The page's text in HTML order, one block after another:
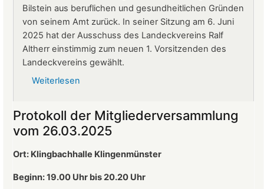
Bilstein aus beruflichen und gesundheitlichen Gründen
von seinem Amt zurück. In seiner Sitzung am 6. Juni
2025 hat der Ausschuss des Landeckvereins Ralf
Altherr einstimmig zum neuen 1. Vorsitzenden des
Landeckvereins gewählt.
Weiterlesen
ist
neuer
1.
Vorsitzender
des
Protokoll der Mitgliederversammlung
vom 26.03.2025
Ort: Klingbachhalle Klingenmünster
Beginn: 19.00 Uhr bis 20.20 Uhr